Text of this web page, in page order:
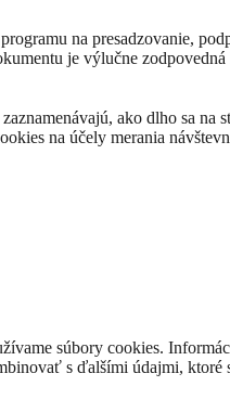
na presadzovanie,
je výlučne
ako dlho sa na
na účely merania
súbory cookies.
s ďalšími údajmi,